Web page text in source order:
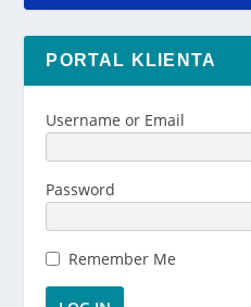
PORTAL KLIENTA
Username or Email
Password
Remember Me